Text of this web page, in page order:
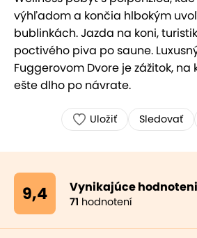
výhľadom a končia hlbokým
bublinkách. Jazda na koni,
poctivého piva po saune.
Fuggerovom Dvore je zážitok,
ešte dlho po návrate.
Uložiť Sledovať
9,4 Vynikajúce
71 hodnotení